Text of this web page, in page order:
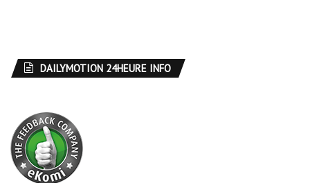
DAILYMOTION 24HEURE INFO